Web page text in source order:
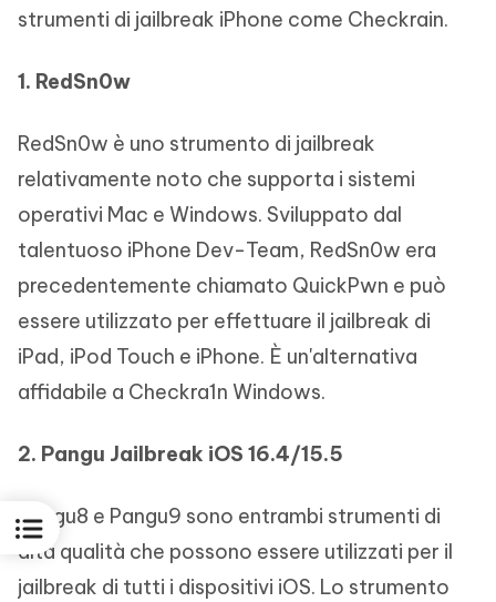
strumenti di jailbreak iPhone come Checkrain.
1. RedSn0w
RedSn0w è uno strumento di jailbreak
relativamente noto che supporta i sistemi
operativi Mac e Windows. Sviluppato dal
talentuoso iPhone Dev-Team, RedSn0w era
precedentemente chiamato QuickPwn e può
essere utilizzato per effettuare il jailbreak di
iPad, iPod Touch e iPhone. È un'alternativa
affidabile a Checkra1n Windows.
2. Pangu Jailbreak iOS 16.4/15.5
Pangu8 e Pangu9 sono entrambi strumenti di
alta qualità che possono essere utilizzati per il
jailbreak di tutti i dispositivi iOS. Lo strumento